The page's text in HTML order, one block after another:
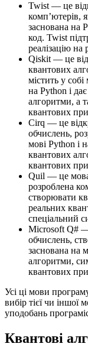
Twist — це
комп’ютерів,
заснована на
код. Twist
реалізацію
Qiskit — це
квантових
містить у
на Python і
алгоритми, а
квантових
Cirq — це
обчислень,
мові Python і
квантових
квантових
Quil — це мова
розроблена
створювати
реальних
спеціальний
Microsoft Q#
обчислень,
заснована на
алгоритми,
квантових
Усі ці мови
вибір тієї чи іншої
уподобань
Квантові